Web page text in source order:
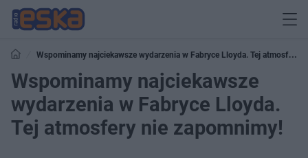
Wspominamy najciekawsze wydarzenia w Fabryce Lloyda. Tej atmosfery
nie zapomnimy!
Wspominamy najciekawsze
wydarzenia w Fabryce Lloyda.
Tej atmosfery nie zapomnimy!